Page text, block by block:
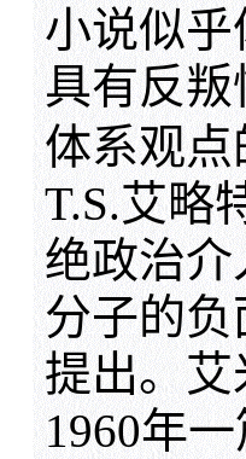
小说似乎
具有反
体系观点
T.S.艾略
绝政治
分子的
提出。
1960年